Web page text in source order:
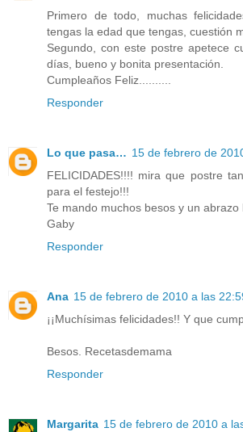
Primero de todo, muchas
tengas la edad que tengas, cuestión
Segundo, con este postre apetece
días, bueno y bonita presentación.
Cumpleaños Feliz..........
Responder
Lo que pasa… 15 de febrero de
FELICIDADES!!!! mira que postre
para el festejo!!!
Te mando muchos besos y un abrazo
Gaby
Responder
Ana 15 de febrero de 2010 a las
¡¡Muchísimas felicidades!! Y que
Besos. Recetasdemama
Responder
Margarita 15 de febrero de 2010 a